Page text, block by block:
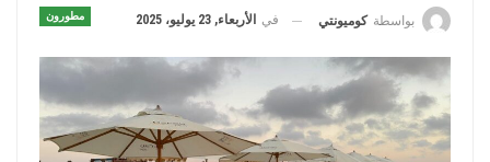
مطورون بواسطة كوميونتي في الأربعاء, 23 يوليو، 2025